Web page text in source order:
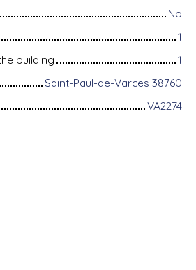
No
1
building
1
Saint-Paul-de-Varces 38760
VA2274